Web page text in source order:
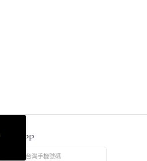
官方APP